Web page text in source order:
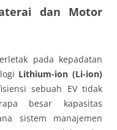
dan Motor
pada kepadatan
Lithium-ion (Li-ion)
sebuah EV tidak
besar kapasitas
sistem manajemen